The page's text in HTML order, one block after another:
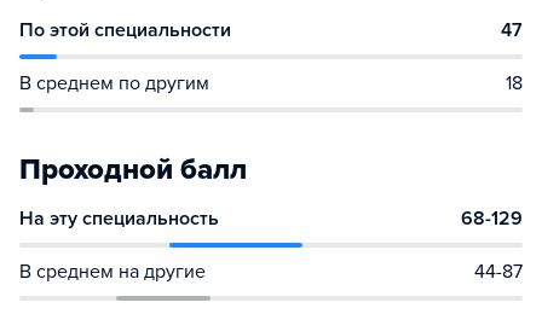
По этой специальности 47
В среднем по другим 18
Проходной балл
На эту специальность 68-129
В среднем на другие 44-87